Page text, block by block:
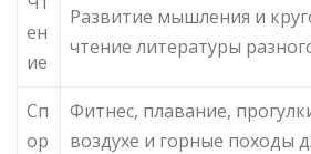
ен
ие
Развитие мышления и
чтение литературы
Сп
ор
Фитнес, плавание,
воздухе и горные походы